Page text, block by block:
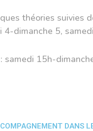
théories
4-dimanche 5,
samedi 15h-